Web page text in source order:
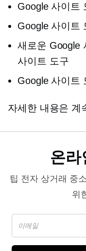
Google 사이트
Google 사이트
새로운 Google
사이트 도구
Google 사이트
자세한 내용은 계
온라
팁 전자 상거래 중
위